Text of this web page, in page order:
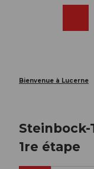
Bienvenue à Lucerne
1re étape